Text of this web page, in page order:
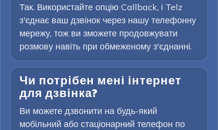
Так. Використайте опцію Callback, і Telz
з'єднає ваш дзвінок через нашу телефонну
мережу, тож ви зможете продовжувати
розмову навіть при обмеженому з'єднанні.
Чи потрібен мені інтернет
для дзвінка?
Ви можете дзвонити на будь-який
мобільний або стаціонарний телефон по